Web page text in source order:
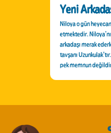
Yeni
Niloya o gün
etmektedir.
arkadaşı merak
tavşanı
pek memnun